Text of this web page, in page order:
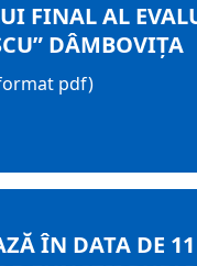
FINAL AL
DÂMBOVIȚA
pdf)
ÎN DATA DE